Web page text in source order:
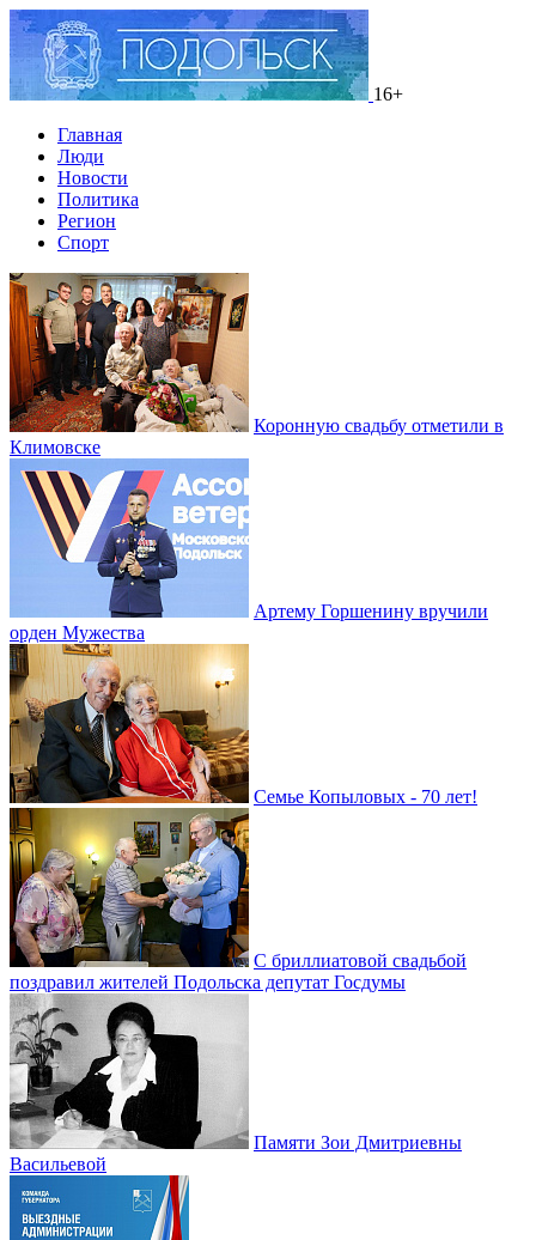
16+
Главная
Люди
Новости
Политика
Регион
Спорт
Коронную свадьбу отметили в
Климовске
Артему Горшенину вручили
орден Мужества
Семье Копыловых - 70 лет!
С бриллиатовой свадьбой
поздравил жителей Подольска депутат Госдумы
Памяти Зои Дмитриевны
Васильевой